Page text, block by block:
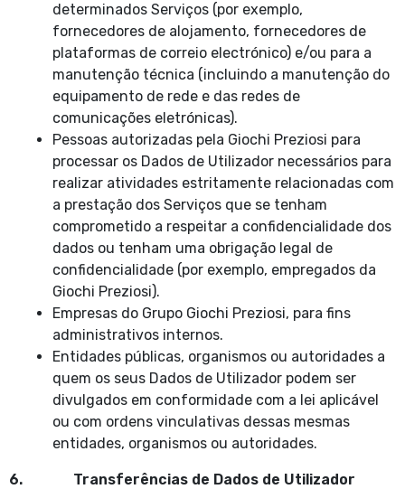
determinados Serviços (por exemplo,
fornecedores de alojamento, fornecedores de
plataformas de correio electrónico) e/ou para a
manutenção técnica (incluindo a manutenção do
equipamento de rede e das redes de
comunicações eletrónicas).
Pessoas autorizadas pela Giochi Preziosi para
processar os Dados de Utilizador necessários para
realizar atividades estritamente relacionadas com
a prestação dos Serviços que se tenham
comprometido a respeitar a confidencialidade dos
dados ou tenham uma obrigação legal de
confidencialidade (por exemplo, empregados da
Giochi Preziosi).
Empresas do Grupo Giochi Preziosi, para fins
administrativos internos.
Entidades públicas, organismos ou autoridades a
quem os seus Dados de Utilizador podem ser
divulgados em conformidade com a lei aplicável
ou com ordens vinculativas dessas mesmas
entidades, organismos ou autoridades.
6. Transferências de Dados de Utilizador